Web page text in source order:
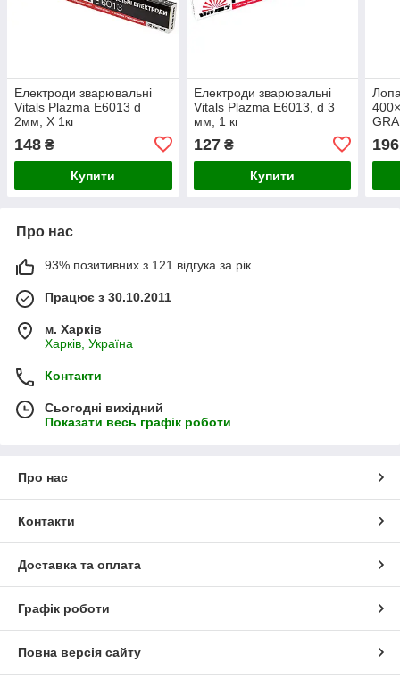
Електроди зварювальні
Vitals Plazma E6013 d
2мм, X 1кг
148 ₴
Купити
Електроди зварювальні
Vitals Plazma E6013, d 3
мм, 1 кг
127₴
Купити
196
Про нас
93% позитивних з 121 відгука за рік
Працює з 30.10.2011
м. Харків
Харків, Україна
Контакти
Сьогодні вихідний
Показати весь графік роботи
Про нас
Контакти
Доставка та оплата
Графік роботи
Повна версія сайту